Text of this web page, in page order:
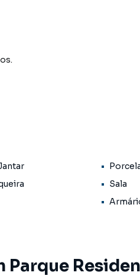
planejado).
novos.
e cozinha.
Sala
Parque